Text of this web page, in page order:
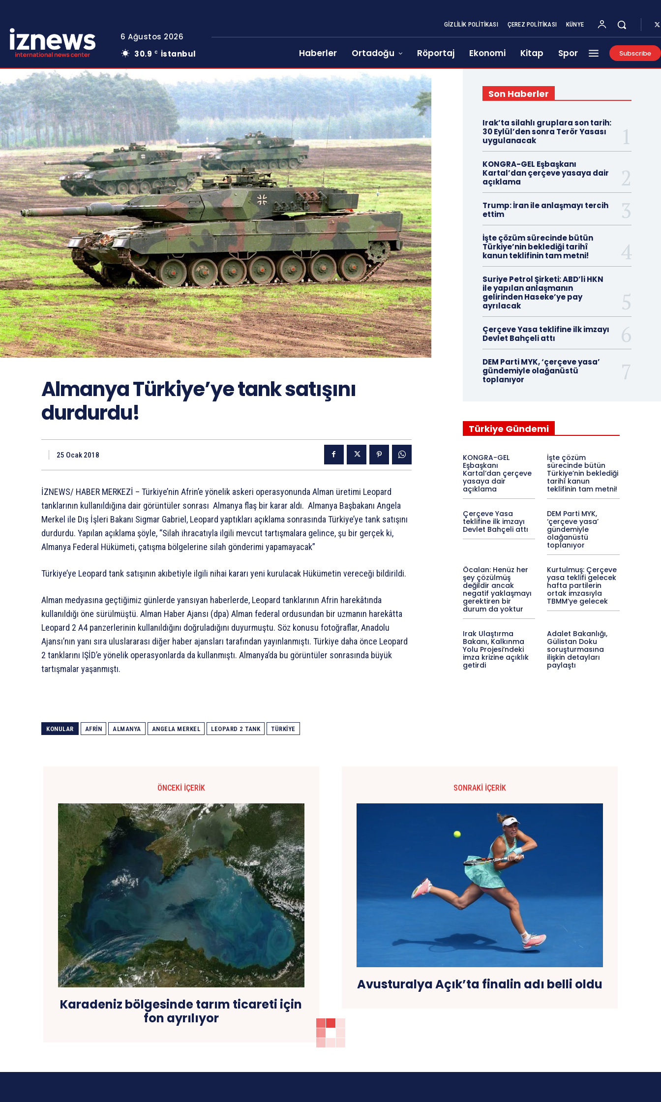
6 Ağustos 2026
30.9 C İstanbul
GIZLILIK POLITIKASI ÇEREZ POLITIKASI KÜNYE
Haberler Ortadoğu Röportaj Ekonomi Kitap Spor Subscribe
Almanya Türkiye’ye tank satışını
durdurdu!
25 Ocak 2018
İZNEWS/ HABER MERKEZİ – Türkiye’nin Afrin’e yönelik askeri operasyonunda Alman üretimi Leopard
tanklarının kullanıldığına dair görüntüler sonrası Almanya flaş bir karar aldı. Almanya Başbakanı Angela
Merkel ile Dış İşleri Bakanı Sigmar Gabriel, Leopard yaptıkları açıklama sonrasında Türkiye’ye tank satışını
durdurdu. Yapılan açıklama şöyle, “Silah ihracatıyla ilgili mevcut tartışmalara gelince, şu bir gerçek ki,
Almanya Federal Hükümeti, çatışma bölgelerine silah gönderimi yapamayacak”
Türkiye’ye Leopard tank satışının akıbetiyle ilgili nihai kararı yeni kurulacak Hükümetin vereceği bildirildi.
Alman medyasına geçtiğimiz günlerde yansıyan haberlerde, Leopard tanklarının Afrin harekâtında
kullanıldığı öne sürülmüştü. Alman Haber Ajansı (dpa) Alman federal ordusundan bir uzmanın harekâtta
Leopard 2 A4 panzerlerinin kullanıldığını doğruladığını duyurmuştu. Söz konusu fotoğraflar, Anadolu
Ajansı’nın yanı sıra uluslararası diğer haber ajansları tarafından yayınlanmıştı. Türkiye daha önce Leopard
2 tanklarını IŞİD’e yönelik operasyonlarda da kullanmıştı. Almanya’da bu görüntüler sonrasında büyük
tartışmalar yaşanmıştı.
KONULAR AFRIN ALMANYA ANGELA MERKEL LEOPARD 2 TANK TÜRKIYE
Son Haberler
Irak’ta silahlı gruplara son tarih:
30 Eylül’den sonra Terör Yasası
uygulanacak
KONGRA-GEL Eşbaşkanı
Kartal’dan çerçeve yasaya dair
açıklama
Trump: İran ile anlaşmayı tercih
ettim
İşte çözüm sürecinde bütün
Türkiye’nin beklediği tarihî
kanun teklifinin tam metni!
Suriye Petrol Şirketi: ABD’li HKN
ile yapılan anlaşmanın
gelirinden Haseke’ye pay
ayrılacak
Çerçeve Yasa teklifine ilk imzayı
Devlet Bahçeli attı
DEM Parti MYK, ‘çerçeve yasa’
gündemiyle olağanüstü
toplanıyor
Türkiye Gündemi
KONGRA-GEL
Eşbaşkanı
Kartal’dan çerçeve
yasaya dair
açıklama
İşte çözüm
sürecinde bütün
Türkiye’nin beklediği
tarihî kanun
teklifinin tam metni!
Çerçeve Yasa
teklifine ilk imzayı
Devlet Bahçeli attı
DEM Parti MYK,
‘çerçeve yasa’
gündemiyle
olağanüstü
toplanıyor
Öcalan: Henüz her
şey çözülmüş
değildir ancak
negatif yaklaşmayı
gerektiren bir
durum da yoktur
Kurtulmuş: Çerçeve
yasa teklifi gelecek
hafta partilerin
ortak imzasıyla
TBMM’ye gelecek
Irak Ulaştırma
Bakanı, Kalkınma
Yolu Projesi’ndeki
imza krizine açıklık
getirdi
Adalet Bakanlığı,
Gülistan Doku
soruşturmasına
ilişkin detayları
paylaştı
ÖNCEKI İÇERIK
Karadeniz bölgesinde tarım ticareti için
fon ayrılıyor
SONRAKI İÇERIK
Avusturalya Açık’ta finalin adı belli oldu